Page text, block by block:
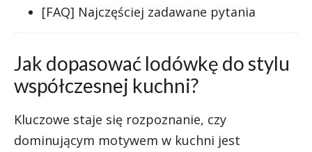
[FAQ] Najczęściej zadawane pytania
Jak dopasować lodówkę do stylu
współczesnej kuchni?
Kluczowe staje się rozpoznanie, czy
dominującym motywem w kuchni jest